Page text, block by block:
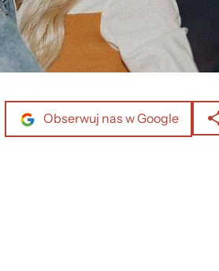
Obserwuj nas w Google